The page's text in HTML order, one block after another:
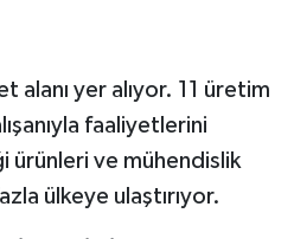
alanı yer alıyor. 11 üretim
faaliyetlerini
ve mühendislik
ülkeye ulaştırıyor.